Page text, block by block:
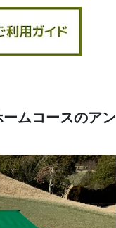
ームコースのアン